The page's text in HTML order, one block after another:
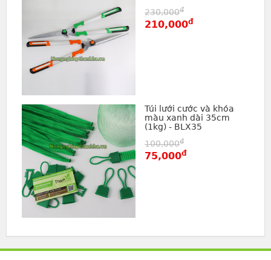
230,000đ
210,000đ
Túi lưới cước và khóa
màu xanh dài 35cm
(1kg) - BLX35
100,000đ
75,000đ